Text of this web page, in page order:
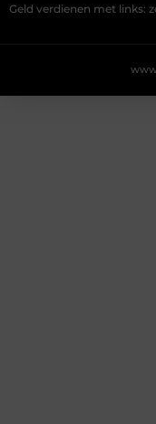
Geld verdienen met links: